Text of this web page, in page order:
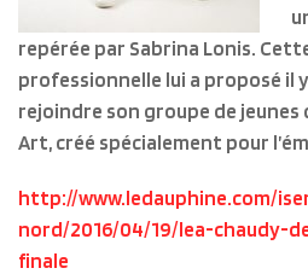
repérée par Sabrina Lonis.
professionnelle lui a proposé il
rejoindre son groupe de jeunes
Art, créé spécialement pour
http://www.ledauphine.com/
nord/2016/04/19/lea-chaudy-
finale